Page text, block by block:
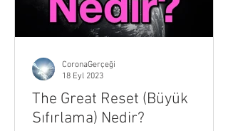
The Great Reset (Büyük
Sıfırlama) Nedir?
CoronaGerçeği
18 Eyl 2023